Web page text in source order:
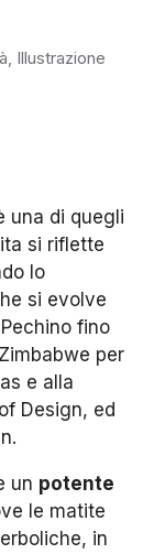
, Illustrazione
una di quegli
si riflette
lo
si evolve
fino
per
e alla
Design, ed
un potente
le matite
in